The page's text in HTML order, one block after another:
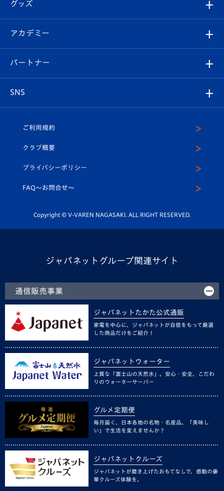
チケット
イベント
メディア
ホームタウン
スタッフプロフィール
マスコット紹介
平和祈念活動
ホームタウン活動
Revive Team
ヴィヴィくんの長崎おもてなしガイド
フォトギャラリー
スタジアムグルメ
V-LOVERS（ファンクラブ）
プレイヤーズスイート
グッズ
オンラインショップ
店舗情報
アカデミー
育成からのお知らせ
U-18
スクール
パートナー
SNS
ヴィヴィくんインスタグラム
公式LINE＠
ご利用規約
クラブ概要
プライバシーポリシー
FAQ〜お問合せ〜
Copyright © V-VAREN NAGASAKI. ALL RIGHT RESERVED.
ジャパネットグループ関連サイト
通信販売事業
ジャパネットたかた公式通販
家電を中心に、ジャパネットが自信をもって厳選
した商品だけをご紹介！
ジャパネットウォーター
上質な「富士山の天然水」。安心・安全、こだわ
りのウォーターサーバー
グルメ定期便
毎月届く、日本各地の名物・名産品。「美味し
い」で生活を変えませんか？
ジャパネットクルーズ
ジャパネットが磨き上げたおもてなしで、感動の豪
華クルーズ体験を。